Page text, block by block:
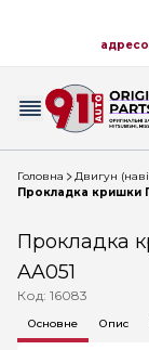
Головна
Двигун
Прокладка кришки
Прокладка
AA051
Код: 16083
Основне Опис